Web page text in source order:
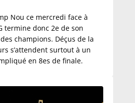
Nou ce mercredi face à
termine donc 2e de son
champions. Déçus de la
s’attendent surtout à un
en 8es de finale.